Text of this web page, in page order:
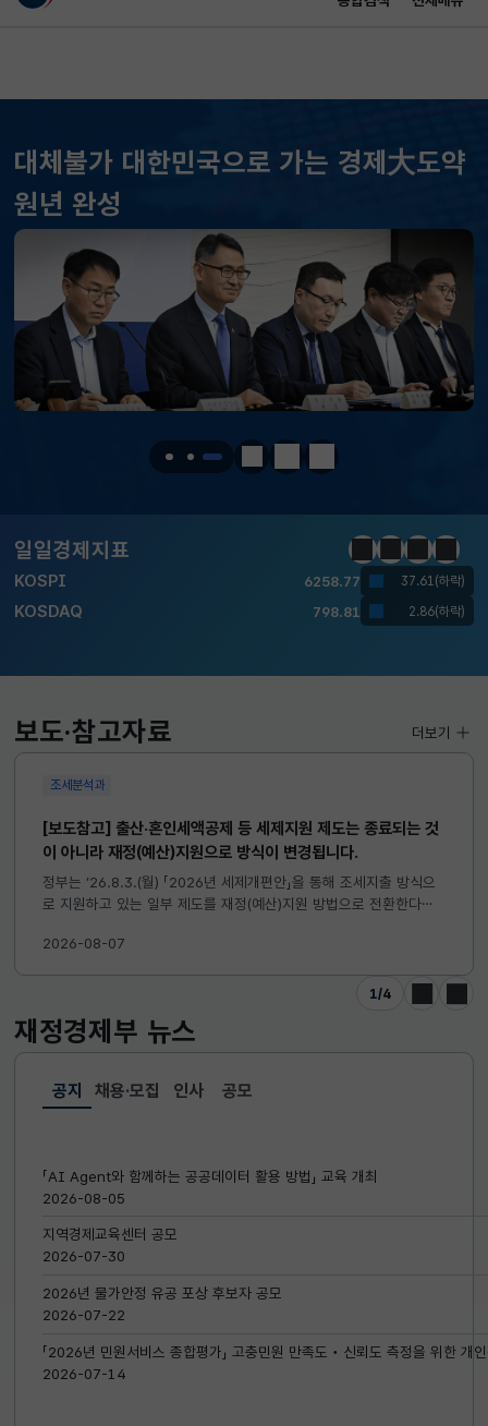
대체불가 대한민국으로 가는 경제大도약
원년 완성
정지 이전 다음
일일경제지표
KOSPI 6258.77 37.61(하락)
KOSDAQ
국고채(3년) 3.746 0.004(상승)
달러-원 1410.6000 13.2000(하락)
KOSPI 6258.77 37.61(하락)
KOSDAQ 798.81 2.86(하락)
KOSPI 6258.77 37.61(하락)
KOSDAQ 798.81 2.86(하락)
국고채(3년)
정지이전다음일일경
보도·참고자료
조세분석과
[보도참고] 출산·혼인세액공제 등 세제지원 제도는 종료되는 것
이 아니라 재정(예산)지원으로 방식이 변경됩니다.
정부는 ’26.8.3.(월) 「2026년 세제개편안」을 통해 조세지출 방식으
로 지원하고 있는 일부 제도를 재정(예산)지원 방법으로 전환한다고
2026-08-07
1/4
이전 다음
더보기
재정경제부 뉴스
공지
선택됨
공지
「AI Agent와 함께하는 공공데이터 활용 방법」 교육 개최
2026-08-05
지역경제교육센터 공모
2026-07-30
2026년 물가안정 유공 포상 후보자 공모
2026-07-22
「2026년 민원서비스 종합평가」 고충민원 만족도‧신뢰도 측정을 위한 개
2026-07-14
채용·모집 인사 공모